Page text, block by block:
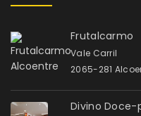
Frutalcarmo
Vale Carril
2065-281
Divino Doce-